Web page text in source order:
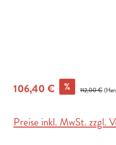
106,40 € % 112,00 €
Preise inkl. MwSt. zzgl.